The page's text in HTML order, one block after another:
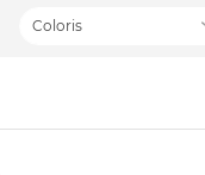
Coloris